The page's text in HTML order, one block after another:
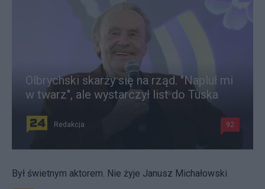
Olbrychski skarży się na rząd. "Napluł mi
w twarz", ale wystarczył list do Tuska
Redakcja 92
Był świetnym aktorem. Nie żyje Janusz Michałowski